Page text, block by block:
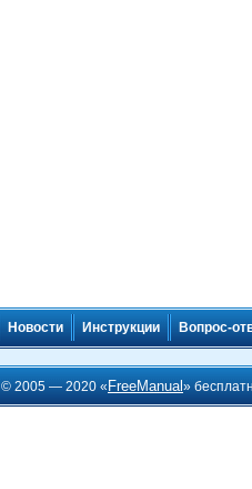
Новости Инструкции Вопрос-
© 2005 — 2020 « FreeManual»